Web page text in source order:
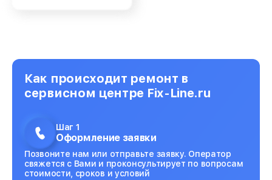
Как происходит ремонт в
сервисном центре Fix-Line.ru
Шаг 1
Оформление заявки
Позвоните нам или отправьте заявку. Оператор
свяжется с Вами и проконсультирует по вопросам
стоимости, сроков и условий